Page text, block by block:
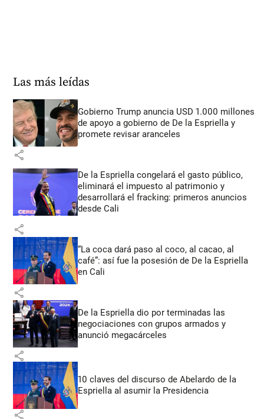
Las más leídas
Gobierno Trump anuncia USD 1.000 millones
de apoyo a gobierno de De la Espriella y
promete revisar aranceles
share
De la Espriella congelará el gasto público,
eliminará el impuesto al patrimonio y
desarrollará el fracking: primeros anuncios
desde Cali
share
“La coca dará paso al coco, al cacao, al
café”: así fue la posesión de De la Espriella
en Cali
share
De la Espriella dio por terminadas las
negociaciones con grupos armados y
anunció megacárceles
share
10 claves del discurso de Abelardo de la
Espriella al asumir la Presidencia
share